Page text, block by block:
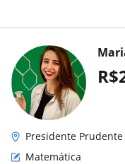
Presidente Prudente
Matemática